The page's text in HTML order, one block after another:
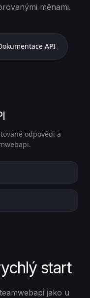
měnami.
API
odpovědi a
start
jako u